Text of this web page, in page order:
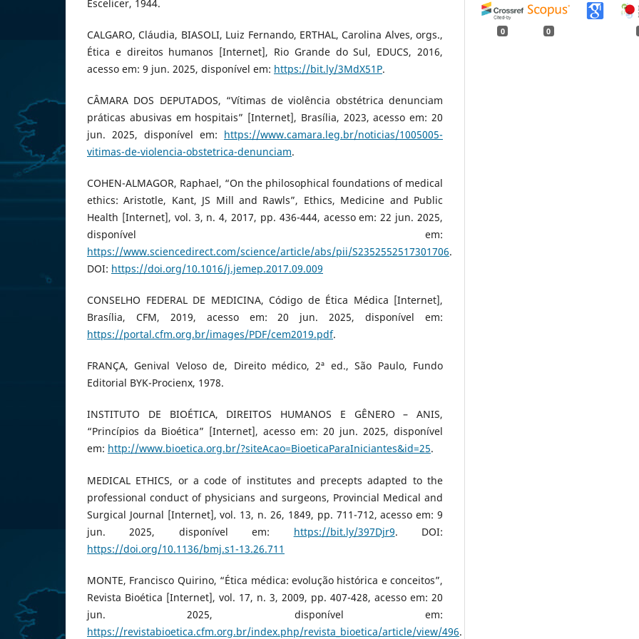
Escelicer, 1944.
CALGARO, Cláudia, BIASOLI, Luiz Fernando, ERTHAL, Carolina Alves, orgs.,
Ética e direitos humanos [Internet], Rio Grande do Sul, EDUCS, 2016,
acesso em: 9 jun. 2025, disponível em: https://bit.ly/3MdX51P.
CÂMARA DOS DEPUTADOS, “Vítimas de violência obstétrica denunciam
práticas abusivas em hospitais” [Internet], Brasília, 2023, acesso em: 20
jun. 2025, disponível em: https://www.camara.leg.br/noticias/1005005-
vitimas-de-violencia-obstetrica-denunciam.
COHEN-ALMAGOR, Raphael, “On the philosophical foundations of medical
ethics: Aristotle, Kant, JS Mill and Rawls”, Ethics, Medicine and Public
Health [Internet], vol. 3, n. 4, 2017, pp. 436-444, acesso em: 22 jun. 2025,
disponível em:
https://www.sciencedirect.com/science/article/abs/pii/S2352552517301706.
DOI: https://doi.org/10.1016/j.jemep.2017.09.009
CONSELHO FEDERAL DE MEDICINA, Código de Ética Médica [Internet],
Brasília, CFM, 2019, acesso em: 20 jun. 2025, disponível em:
https://portal.cfm.org.br/images/PDF/cem2019.pdf.
FRANÇA, Genival Veloso de, Direito médico, 2ª ed., São Paulo, Fundo
Editorial BYK-Procienx, 1978.
INSTITUTO DE BIOÉTICA, DIREITOS HUMANOS E GÊNERO – ANIS,
“Princípios da Bioética” [Internet], acesso em: 20 jun. 2025, disponível
em: http://www.bioetica.org.br/?siteAcao=BioeticaParaIniciantes&id=25.
MEDICAL ETHICS, or a code of institutes and precepts adapted to the
professional conduct of physicians and surgeons, Provincial Medical and
Surgical Journal [Internet], vol. 13, n. 26, 1849, pp. 711-712, acesso em: 9
jun. 2025, disponível em: https://bit.ly/397Djr9. DOI:
https://doi.org/10.1136/bmj.s1-13.26.711
MONTE, Francisco Quirino, “Ética médica: evolução histórica e conceitos”,
Revista Bioética [Internet], vol. 17, n. 3, 2009, pp. 407-428, acesso em: 20
jun. 2025, disponível em:
https://revistabioetica.cfm.org.br/index.php/revista_bioetica/article/view/496.
0 0